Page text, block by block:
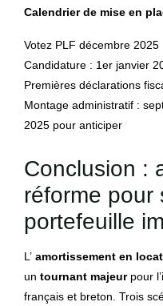
Calendrier de mise en
Votez PLF décembre 2025
Candidature : 1er janvier
Premières déclarations
Montage administratif :
2025 pour anticiper
Conclusion :
réforme pour
portefeuille
L’ amortissement en
un tournant majeurpour
français et breton. Trois